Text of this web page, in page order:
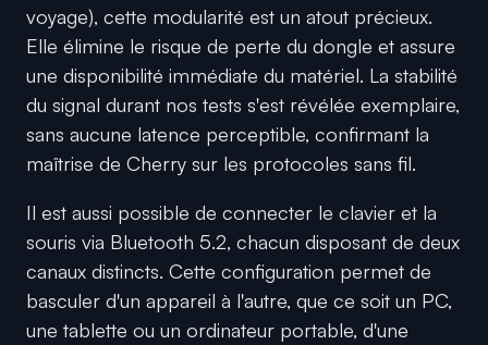
voyage), cette modularité est un atout précieux.
Elle élimine le risque de perte du dongle et assure
une disponibilité immédiate du matériel. La stabilité
du signal durant nos tests s'est révélée exemplaire,
sans aucune latence perceptible, confirmant la
maîtrise de Cherry sur les protocoles sans fil.
Il est aussi possible de connecter le clavier et la
souris via Bluetooth 5.2, chacun disposant de deux
canaux distincts. Cette configuration permet de
basculer d'un appareil à l'autre, que ce soit un PC,
une tablette ou un ordinateur portable, d'une